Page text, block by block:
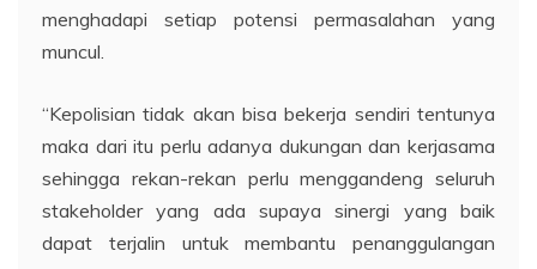
menghadapi setiap potensi permasalahan yang
muncul.
“Kepolisian tidak akan bisa bekerja sendiri tentunya
maka dari itu perlu adanya dukungan dan kerjasama
sehingga rekan-rekan perlu menggandeng seluruh
stakeholder yang ada supaya sinergi yang baik
dapat terjalin untuk membantu penanggulangan